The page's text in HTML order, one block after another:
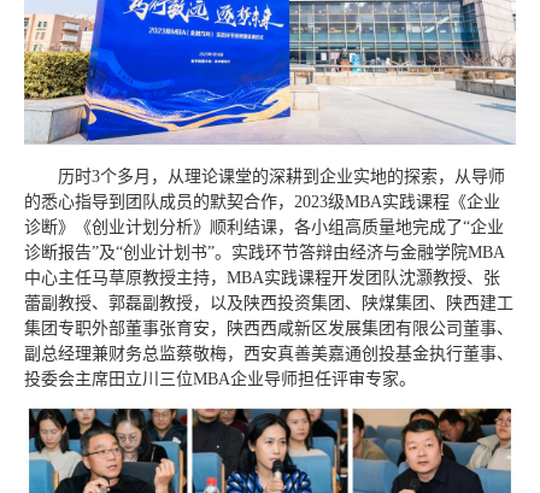
历时3个多月，从理论课堂的深耕到企业实地的探索，从导师
的悉心指导到团队成员的默契合作，2023级MBA实践课程《企业
诊断》《创业计划分析》顺利结课，各小组高质量地完成了“企业
诊断报告”及“创业计划书”。实践环节答辩由经济与金融学院MBA
中心主任马草原教授主持，MBA实践课程开发团队沈灏教授、张
蕾副教授、郭磊副教授，以及陕西投资集团、陕煤集团、陕西建工
集团专职外部董事张育安，陕西西咸新区发展集团有限公司董事、
副总经理兼财务总监蔡敬梅，西安真善美嘉通创投基金执行董事、
投委会主席田立川三位MBA企业导师担任评审专家。